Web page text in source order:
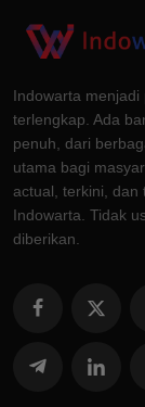
Indowarta
terlengkap. Ada
penuh, dari
utama bagi
actual, terkini, dan
Indowarta. Tidak
diberikan.